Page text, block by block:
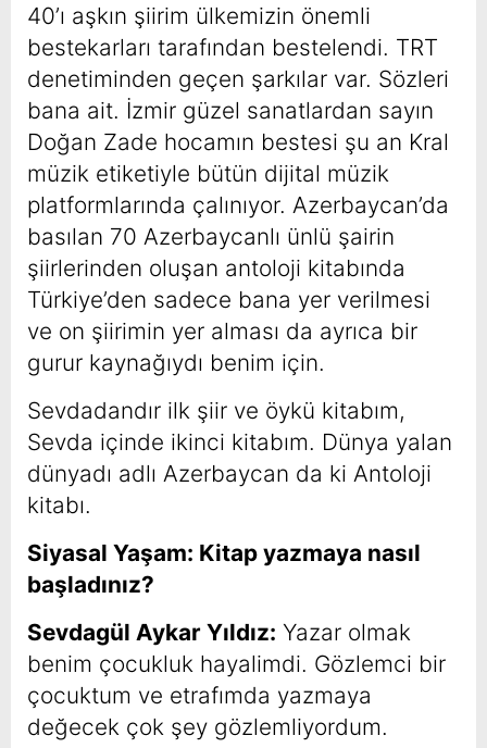
40’ı aşkın şiirim ülkemizin önemli
bestekarları tarafından bestelendi. TRT
denetiminden geçen şarkılar var. Sözleri
bana ait. İzmir güzel sanatlardan sayın
Doğan Zade hocamın bestesi şu an Kral
müzik etiketiyle bütün dijital müzik
platformlarında çalınıyor. Azerbaycan’da
basılan 70 Azerbaycanlı ünlü şairin
şiirlerinden oluşan antoloji kitabında
Türkiye’den sadece bana yer verilmesi
ve on şiirimin yer alması da ayrıca bir
gurur kaynağıydı benim için.
Sevdadandır ilk şiir ve öykü kitabım,
Sevda içinde ikinci kitabım. Dünya yalan
dünyadı adlı Azerbaycan da ki Antoloji
kitabı.
Siyasal Yaşam: Kitap yazmaya nasıl
başladınız?
Sevdagül Aykar Yıldız: Yazar olmak
benim çocukluk hayalimdi. Gözlemci bir
çocuktum ve etrafımda yazmaya
değecek çok şey gözlemliyordum.